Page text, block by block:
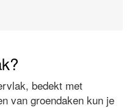
bedekt met
van groendaken kun je